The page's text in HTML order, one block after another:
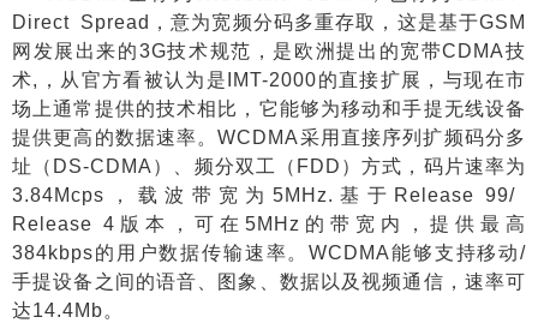
Direct Spread ，意为宽频分码多重存取，这是基于GSM
网发展出来的3G技术规范，是欧洲提出的宽带CDMA技
术, ，从官方看被认为是 IMT-2000的直接扩展，与现在市
场上通常提供的技术相比，它能够为移动和手提无线设备
提供更高的数据速率。WCDMA采用直接序列扩频码分多
址（ DS-CDMA）、频分双工（ FDD ）方式，码片速率为
3.84Mcps ，载波带宽为 5MHz. 基于 Release 99/
Release 4 版本，可在5MHz 的带宽内，提供最高
384kbps的用户数据传输速率。WCDMA能够支持移动/
手提设备之间的语音、图象、数据以及视频通信，速率可
达14.4Mb。